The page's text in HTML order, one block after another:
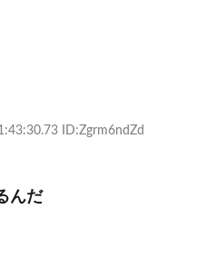
ID:Zgrm6ndZd
んだ